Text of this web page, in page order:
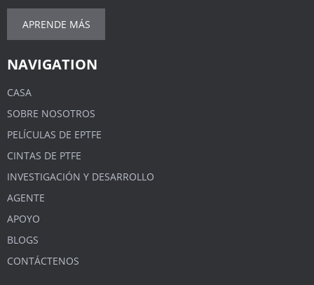
APRENDE MÁS
NAVIGATION
CASA
SOBRE NOSOTROS
PELÍCULAS DE EPTFE
CINTAS DE PTFE
INVESTIGACIÓN Y DESARROLLO
AGENTE
APOYO
BLOGS
CONTÁCTENOS